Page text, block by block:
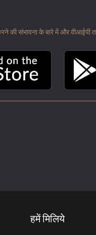
की संभावना के बारे में और वीआईपी
हमें मिलिये